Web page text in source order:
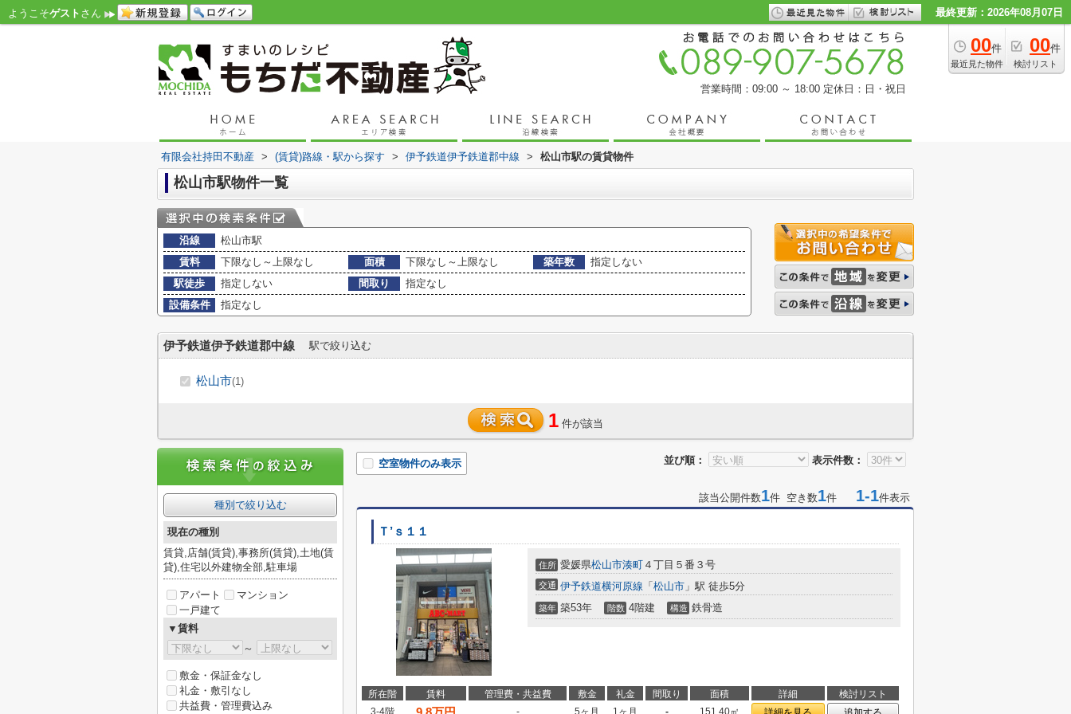
ようこそゲスト さん 最終更新：2026年08月07日
00件
最近見た物件
00件
検討リスト
営業時間：09:00 ～ 18:00 定休日：日・祝日
有限会社持田不動産 > (賃貸)路線・駅から探す > 伊予鉄道伊予鉄道郡中線 > 松山市駅の賃貸物件
松山市駅物件一覧
沿線
松山市駅
賃料
下限なし～上限なし 面積 下限なし～上限なし 築年数
指定しない
駅徒歩
指定しない 間取り
指定なし
設備条件
指定なし
伊予鉄道伊予鉄道郡中線 駅で絞り込む
松山市(1)
1 件が該当
並び順： 表示件数：
空室物件のみ表示
該当公開件数1件 空き数1件 1-1件表示
Ｔ’ｓ１１
住所 愛媛県松山市湊町 ４丁目５番３号
交通 伊予鉄道横河原線 「 松山市 」駅 徒歩5分
築年 築53年 階数 4階建 構造 鉄骨造
所在階 賃料 管理費・共益費 敷金 礼金 間取り 面積 詳細
検討リスト
3-4階
- 5ヶ月 1ヶ月 - 151.40㎡
種別で絞り込む
現在の種別
賃貸,店舗(賃貸),事務所(賃貸),土地(賃
貸),住宅以外建物全部,駐車場
アパート
マンション
一戸建て
▼賃料
～
敷金・保証金なし
礼金・敷引なし
共益費・管理費込み